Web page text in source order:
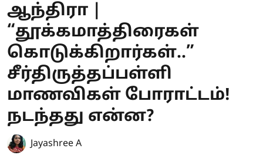
ஆந்திரா |
“தூக்கமாத்திரைகள்
கொடுக்கிறார்கள்..”
சீர்திருத்தப்பள்ளி
மாணவிகள் போராட்டம்!
நடந்தது என்ன?
Jayashree A